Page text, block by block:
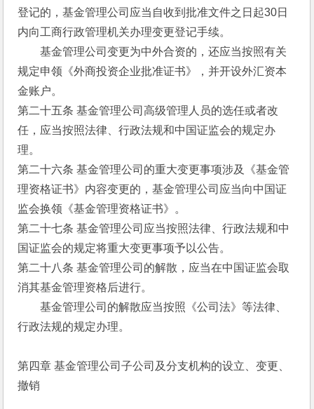
登记的，基金管理公司应当自收到批准文件之日起30日
内向工商行政管理机关办理变更登记手续。
基金管理公司变更为中外合资的，还应当按照有关
规定申领《外商投资企业批准证书》，并开设外汇资本
金账户。
第二十五条 基金管理公司高级管理人员的选任或者改
任，应当按照法律、行政法规和中国证监会的规定办
理。
第二十六条 基金管理公司的重大变更事项涉及《基金管
理资格证书》内容变更的，基金管理公司应当向中国证
监会换领《基金管理资格证书》。
第二十七条 基金管理公司应当按照法律、行政法规和中
国证监会的规定将重大变更事项予以公告。
第二十八条 基金管理公司的解散，应当在中国证监会取
消其基金管理资格后进行。
基金管理公司的解散应当按照《公司法》等法律、
行政法规的规定办理。
第四章 基金管理公司子公司及分支机构的设立、变更、
撤销